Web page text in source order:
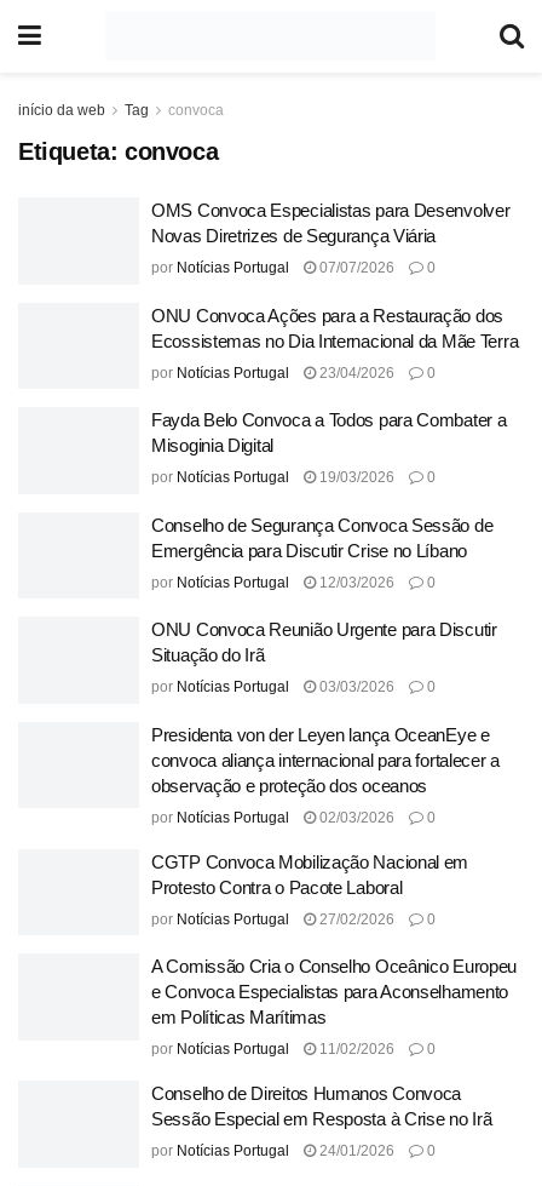
início da web Tag convoca
Etiqueta: convoca
OMS Convoca Especialistas para Desenvolver
Novas Diretrizes de Segurança Viária
por Notícias Portugal 07/07/2026 0
ONU Convoca Ações para a Restauração dos
Ecossistemas no Dia Internacional da Mãe Terra
por Notícias Portugal 23/04/2026 0
Fayda Belo Convoca a Todos para Combater a
Misoginia Digital
por Notícias Portugal 19/03/2026 0
Conselho de Segurança Convoca Sessão de
Emergência para Discutir Crise no Líbano
por Notícias Portugal 12/03/2026 0
ONU Convoca Reunião Urgente para Discutir
Situação do Irã
por Notícias Portugal 03/03/2026 0
Presidenta von der Leyen lança OceanEye e
convoca aliança internacional para fortalecer a
observação e proteção dos oceanos
por Notícias Portugal 02/03/2026 0
CGTP Convoca Mobilização Nacional em
Protesto Contra o Pacote Laboral
por Notícias Portugal 27/02/2026 0
A Comissão Cria o Conselho Oceânico Europeu
e Convoca Especialistas para Aconselhamento
em Políticas Marítimas
por Notícias Portugal 11/02/2026 0
Conselho de Direitos Humanos Convoca
Sessão Especial em Resposta à Crise no Irã
por Notícias Portugal 24/01/2026 0